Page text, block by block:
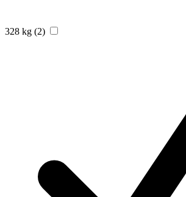
328 kg (2)